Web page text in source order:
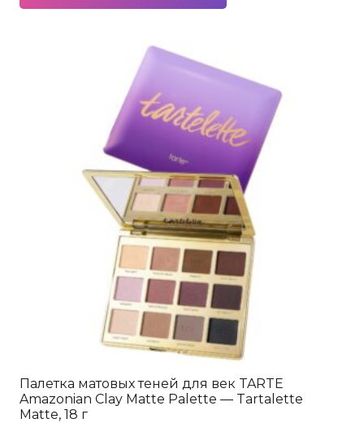
Опции
можно
выбрать
на
странице
товара.
Палетка матовых теней для век TARTE
Amazonian Clay Matte Palette — Tartalette
Matte, 18 г